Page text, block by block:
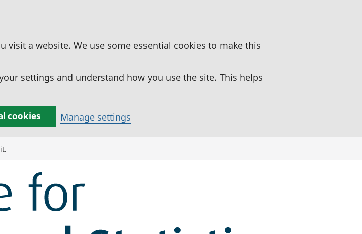
visit a website. We use some essential cookies to make this
settings and understand how you use the site. This helps
cookies Manage settings